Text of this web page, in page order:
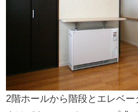
2階ホールから階段とエレベ